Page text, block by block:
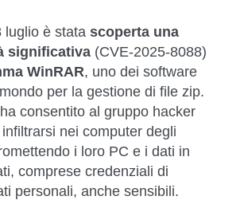
luglio è stata scoperta una
significativa (CVE-2025-8088)
WinRAR, uno dei software
per la gestione di file zip.
consentito al gruppo hacker
nei computer degli
i loro PC e i dati in
comprese credenziali di
personali, anche sensibili.